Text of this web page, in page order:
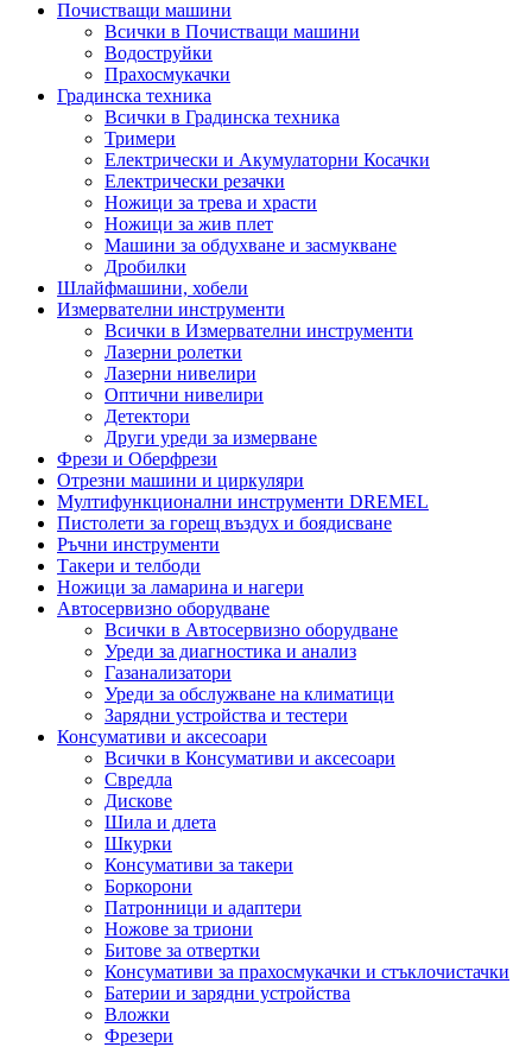
Почистващи машини
Всички в Почистващи машини
Водоструйки
Прахосмукачки
Градинска техника
Всички в Градинска техника
Тримери
Електрически и Акумулаторни Косачки
Електрически резачки
Ножици за трева и храсти
Ножици за жив плет
Машини за обдухване и засмукване
Дробилки
Шлайфмашини, хобели
Измервателни инструменти
Всички в Измервателни инструменти
Лазерни ролетки
Лазерни нивелири
Оптични нивелири
Детектори
Други уреди за измерване
Фрези и Оберфрези
Отрезни машини и циркуляри
Мултифункционални инструменти DREMEL
Пистолети за горещ въздух и боядисване
Ръчни инструменти
Такери и телбоди
Ножици за ламарина и нагери
Автосервизно оборудване
Всички в Автосервизно оборудване
Уреди за диагностика и анализ
Газанализатори
Уреди за обслужване на климатици
Зарядни устройства и тестери
Консумативи и аксесоари
Всички в Консумативи и аксесоари
Свредла
Дискове
Шила и длета
Шкурки
Консумативи за такери
Боркорони
Патронници и адаптери
Ножове за триони
Битове за отвертки
Консумативи за прахосмукачки и стъклочистачки
Батерии и зарядни устройства
Вложки
Фрезери